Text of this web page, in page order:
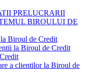
PRELUCRARII
BIROULUI DE
Biroul de Credit
la Biroul de Credit
a clientilor la Biroul de